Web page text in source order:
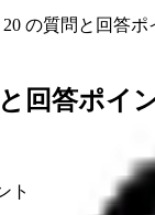
の質問と回答ポ
回答ポイ